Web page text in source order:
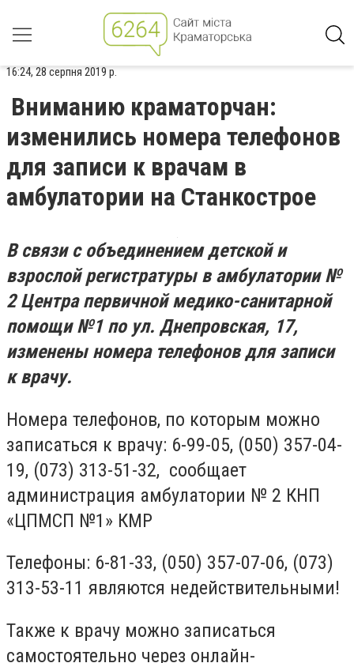
16:24, 28 серпня 2019 р.
Вниманию краматорчан:
изменились номера телефонов
для записи к врачам в
амбулатории на Станкострое
В связи с объединением детской и
взрослой регистратуры в амбулатории №
2 Центра первичной медико-санитарной
помощи №1 по ул. Днепровская, 17,
изменены номера телефонов для записи
к врачу.
Номера телефонов, по которым можно
записаться к врачу: 6-99-05, (050) 357-04-
19, (073) 313-51-32, сообщает
администрация амбулатории № 2 КНП
«ЦПМСП №1» КМР
Телефоны: 6-81-33, (050) 357-07-06, (073)
313-53-11 являются недействительными!
Также к врачу можно записаться
самостоятельно через онлайн-